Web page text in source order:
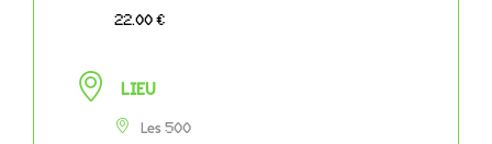
22.00 €
LIEU
Les 500